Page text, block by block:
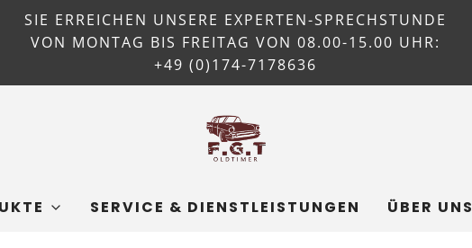
SIE ERREICHEN UNSERE EXPERTEN-SPRECHSTUNDE
VON MONTAG BIS FREITAG VON 08.00-15.00 UHR:
+49 (0)174-7178636
SERVICE & DIENSTLEISTUNGEN ÜBER UNS